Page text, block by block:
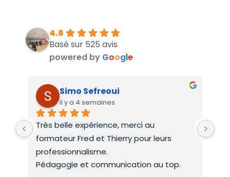
4.8
Basé sur 525 avis
powered by Google
Simo Sefreoui
il y a 4 semaines
Très belle expérience, merci au
formateur Fred et Thierry pour leurs
professionnalisme.
Pédagogie et communication au top.